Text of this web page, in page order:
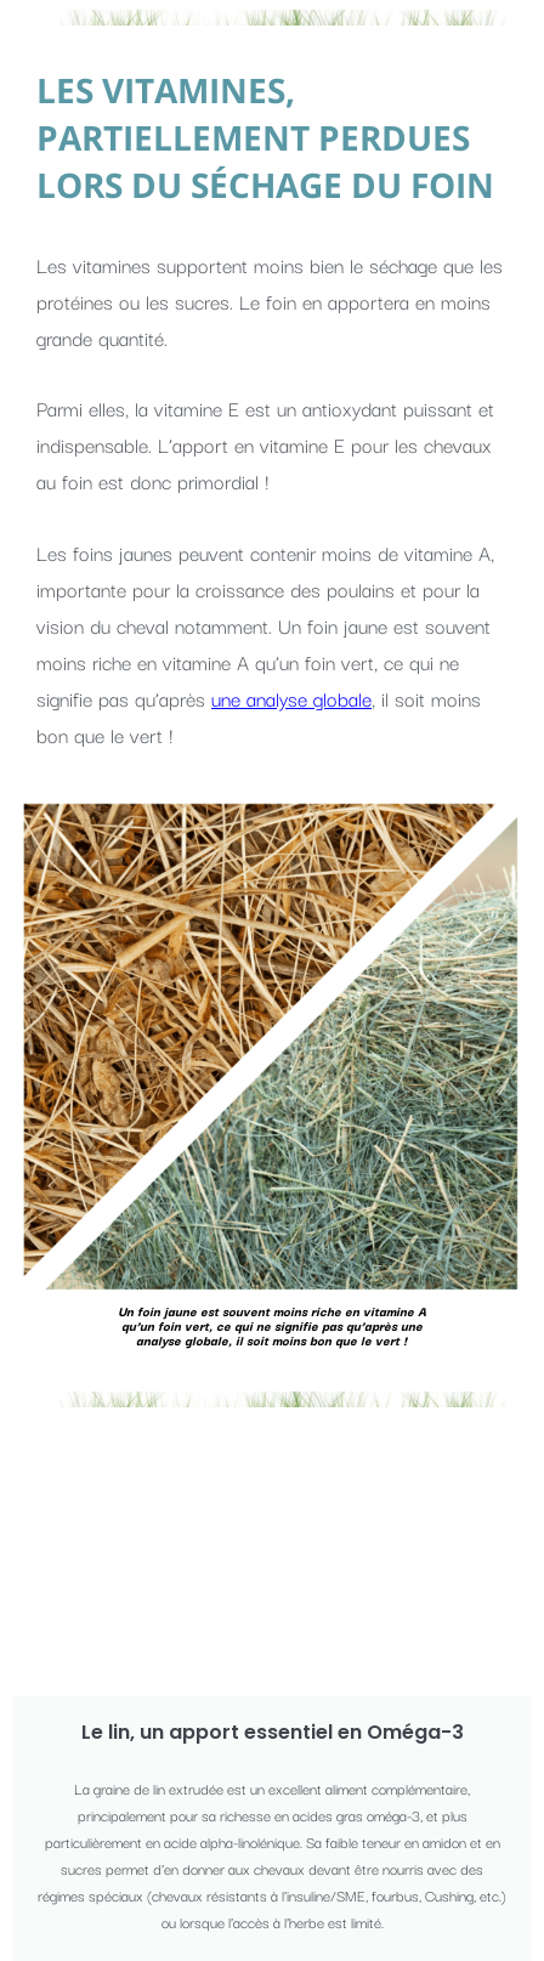
LES VITAMINES,
PARTIELLEMENT PERDUES
LORS DU SÉCHAGE DU FOIN
Les vitamines supportent moins bien le séchage que les
protéines ou les sucres. Le foin en apportera en moins
grande quantité.
Parmi elles, la vitamine E est un antioxydant puissant et
indispensable. L’apport en vitamine E pour les chevaux
au foin est donc primordial !
Les foins jaunes peuvent contenir moins de vitamine A,
importante pour la croissance des poulains et pour la
vision du cheval notamment. Un foin jaune est souvent
moins riche en vitamine A qu’un foin vert, ce qui ne
signifie pas qu’après une analyse globale, il soit moins
bon que le vert !
Un foin jaune est souvent moins riche en vitamine A
qu’un foin vert, ce qui ne signifie pas qu’après une
analyse globale, il soit moins bon que le vert !
Le lin, un apport essentiel en Oméga-3
La graine de lin extrudée est un excellent aliment complémentaire,
principalement pour sa richesse en acides gras oméga-3, et plus
particulièrement en acide alpha-linolénique. Sa faible teneur en amidon et en
sucres permet d’en donner aux chevaux devant être nourris avec des
régimes spéciaux (chevaux résistants à l’insuline/SME, fourbus, Cushing, etc.)
ou lorsque l’accès à l’herbe est limité.